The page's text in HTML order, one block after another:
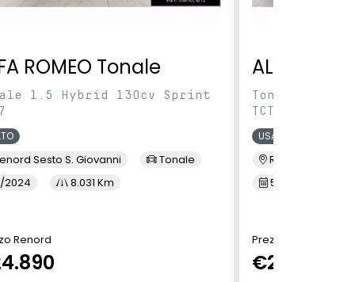
ROMEO Tonale
1.5 Hybrid 130cv Sprint
Sesto S. Giovanni
Tonale
8.031 Km
Renord
ALFA
Tonale 1.5
TCT7
USATO
Renord
5/2024
Prezzo Renord
€24.890